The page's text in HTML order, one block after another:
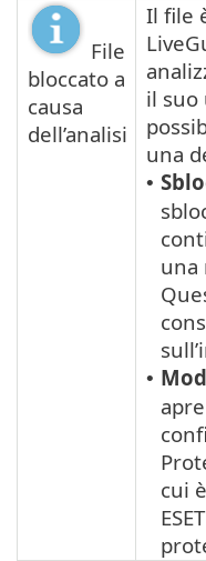
File
bloccato a
causa
dell’analisi
Il file
il suo
una
•
una
•
cui